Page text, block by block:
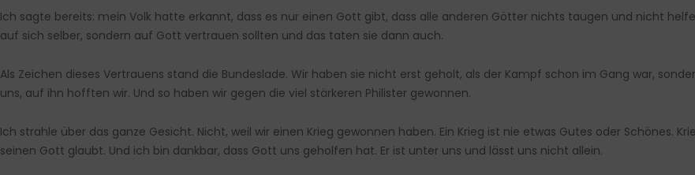
Ich sagte bereits: mein Volk hatte erkannt, dass es nur einen Gott gibt, dass alle anderen Götter nichts taugen und nicht
auf sich selber, sondern auf Gott vertrauen sollten und das taten sie dann auch.
Als Zeichen dieses Vertrauens stand die Bundeslade. Wir haben sie nicht erst geholt, als der Kampf schon im Gang war,
uns, auf ihn hofften wir. Und so haben wir gegen die viel stärkeren Philister gewonnen.
Ich strahle über das ganze Gesicht. Nicht, weil wir einen Krieg gewonnen haben. Ein Krieg ist nie etwas Gutes oder Schönes.
seinen Gott glaubt. Und ich bin dankbar, dass Gott uns geholfen hat. Er ist unter uns und lässt uns nicht allein.